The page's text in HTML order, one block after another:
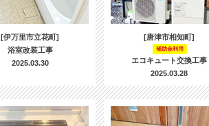
[伊万里市立花町]
浴室改装工事
2025.03.30
[唐津市相知町]
補助金利用
エコキュート交換工事
2025.03.28